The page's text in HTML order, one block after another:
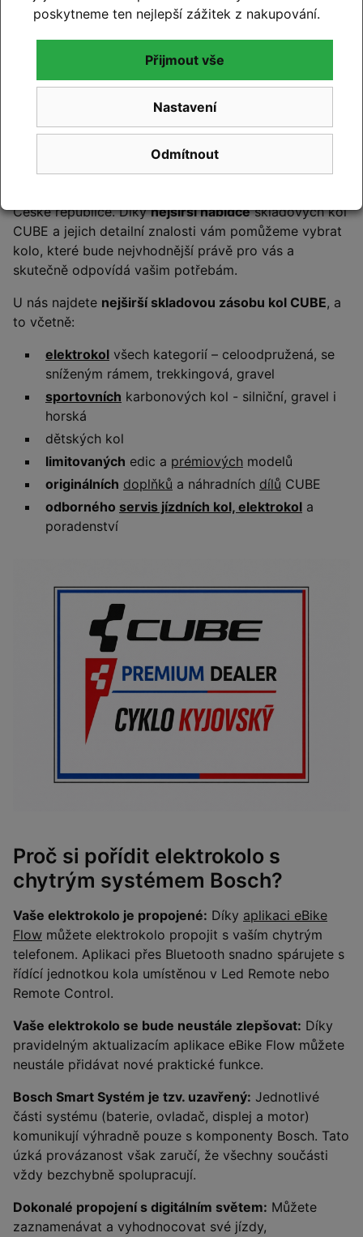
Cyklo Kyjovský – certifikovaný
CUBE PREMIUM DEALER
máme v nabídce od samého vzniku naší
firmyv roce 2011a za více než patnáct let zkušeností
České republice. Díkynejširší nabídceskladových kol
CUBE a jejich detailní znalosti vám pomůžeme vybrat
kolo, které bude nejvhodnější právě pro vás a
skutečně odpovídá vašim potřebám.
U nás najdete nejširší skladovou zásobu kol CUBE, a
to včetně:
elektrokol všech kategorií – celoodpružená, se
sníženým rámem, trekkingová, gravel
sportovních karbonových kol - silniční, gravel i
horská
dětských kol
limitovaných edic a prémiových modelů
originálních doplňků a náhradních dílů CUBE
odborného servis jízdních kol, elektrokol a
poradenství
Proč si pořídit elektrokolo s
chytrým systémem Bosch?
Vaše elektrokolo je propojené: Díky aplikaci eBike
Flow můžete elektrokolo propojit s vaším chytrým
telefonem. Aplikaci přes Bluetooth snadno spárujete s
řídící jednotkou kola umístěnou v Led Remote nebo
Remote Control.
Vaše elektrokolo se bude neustále zlepšovat: Díky
pravidelným aktualizacím aplikace eBike Flow můžete
neustále přidávat nové praktické funkce.
Bosch Smart Systém je tzv. uzavřený: Jednotlivé
části systému (baterie, ovladač, displej a motor)
komunikují výhradně pouze s komponenty Bosch. Tato
úzká provázanost však zaručí, že všechny součásti
vždy bezchybně spolupracují.
Dokonalé propojení s digitálním světem: Můžete
zaznamenávat a vyhodnocovat své jízdy,
poskytneme ten nejlepší zážitek z nakupování.
Odmítnout
Nastavení
Přijmout vše